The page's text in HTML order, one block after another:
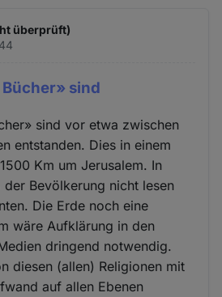
überprüft)
sind
sind vor etwa zwischen
entstanden. Dies in einem
Km um Jerusalem. In
Bevölkerung nicht lesen
Die Erde noch eine
wäre Aufklärung in den
dringend notwendig.
diesen (allen) Religionen mit
auf allen Ebenen